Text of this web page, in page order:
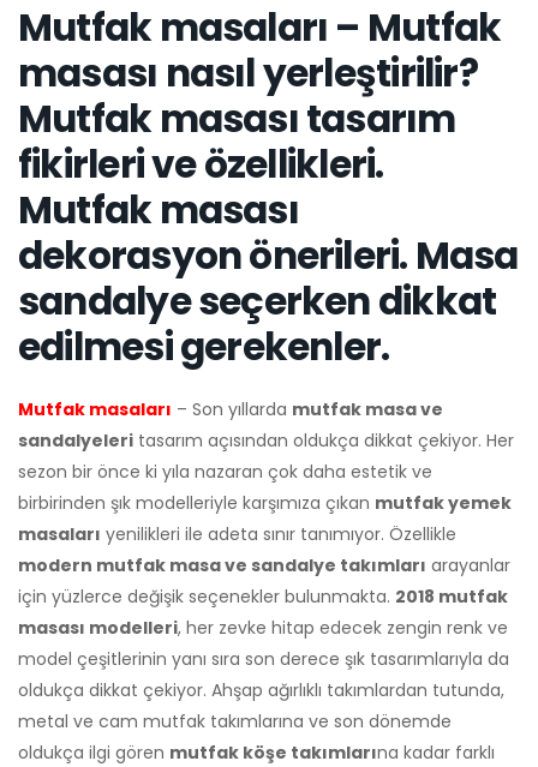
Mutfak masaları – Mutfak
masası nasıl yerleştirilir?
Mutfak masası tasarım
fikirleri ve özellikleri.
Mutfak masası
dekorasyon önerileri. Masa
sandalye seçerken dikkat
edilmesi gerekenler.
Mutfak masaları – Son yıllarda mutfak masa ve
sandalyeleri tasarım açısından oldukça dikkat çekiyor. Her
sezon bir önce ki yıla nazaran çok daha estetik ve
birbirinden şık modelleriyle karşımıza çıkan mutfak yemek
masaları yenilikleri ile adeta sınır tanımıyor. Özellikle
modern mutfak masa ve sandalye takımları arayanlar
için yüzlerce değişik seçenekler bulunmakta. 2018 mutfak
masası modelleri, her zevke hitap edecek zengin renk ve
model çeşitlerinin yanı sıra son derece şık tasarımlarıyla da
oldukça dikkat çekiyor. Ahşap ağırlıklı takımlardan tutunda,
metal ve cam mutfak takımlarına ve son dönemde
oldukça ilgi gören mutfak köşe takımlarına kadar farklı